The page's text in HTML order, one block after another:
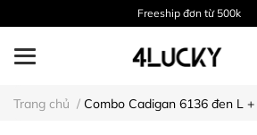
Freeship đơn từ 500k
Trang chủ / Combo Cadigan 6136 đen L